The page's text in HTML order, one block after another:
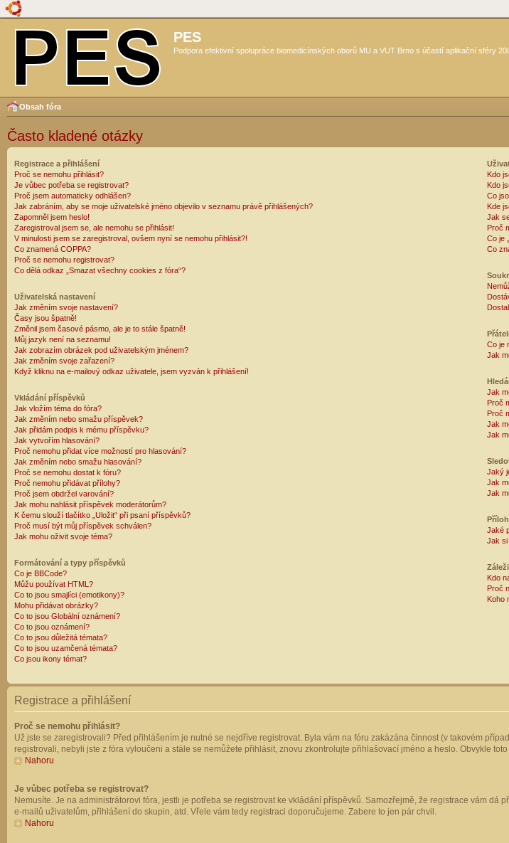
PES
Podpora efektivní spolupráce biomedicínských oborů MU a VUT Brno s účastí aplikační sféry
Obsah fóra
Často kladené otázky
Registrace a přihlášení
Proč se nemohu přihlásit?
Je vůbec potřeba se registrovat?
Proč jsem automaticky odhlášen?
Jak zabráním, aby se moje uživatelské jméno objevilo v seznamu právě přihlášených?
Zapomněl jsem heslo!
Zaregistroval jsem se, ale nemohu se přihlásit!
V minulosti jsem se zaregistroval, ovšem nyní se nemohu přihlásit?!
Co znamená COPPA?
Proč se nemohu registrovat?
Co dělá odkaz „Smazat všechny cookies z fóra“?
Uživatelská nastavení
Jak změním svoje nastavení?
Časy jsou špatně!
Změnil jsem časové pásmo, ale je to stále špatně!
Můj jazyk není na seznamu!
Jak zobrazím obrázek pod uživatelským jménem?
Jak změním svoje zařazení?
Když kliknu na e-mailový odkaz uživatele, jsem vyzván k přihlášení!
Vkládání příspěvků
Jak vložím téma do fóra?
Jak změním nebo smažu příspěvek?
Jak přidám podpis k mému příspěvku?
Jak vytvořím hlasování?
Proč nemohu přidat více možností pro hlasování?
Jak změním nebo smažu hlasování?
Proč se nemohu dostat k fóru?
Proč nemohu přidávat přílohy?
Proč jsem obdržel varování?
Jak mohu nahlásit příspěvek moderátorům?
K čemu slouží tlačítko „Uložit“ při psaní příspěvků?
Proč musí být můj příspěvek schválen?
Jak mohu oživit svoje téma?
Formátování a typy příspěvků
Co je BBCode?
Můžu používat HTML?
Co to jsou smajlíci (emotikony)?
Mohu přidávat obrázky?
Co to jsou Globální oznámení?
Co to jsou oznámení?
Co to jsou důležitá témata?
Co to jsou uzamčená témata?
Co jsou ikony témat?
Kdo
Kdo
Co
Kde
Jak
Proč
Co je
Co
Co je
Jak
Jak
Proč
Proč
Jak
Jak
Jaký
Jak
Jak
Jaké
Jak si
Kdo
Proč
Koho
Registrace a přihlášení
Proč se nemohu přihlásit?
Už jste se zaregistrovali? Před přihlášením je nutné se nejdříve registrovat. Byla vám na fóru zakázána činnost (v takovém
registrovali, nebyli jste z fóra vyloučeni a stále se nemůžete přihlásit, znovu zkontrolujte přihlašovací jméno a heslo. Obvykle
Nahoru
Je vůbec potřeba se registrovat?
Nemusíte. Je na administrátorovi fóra, jestli je potřeba se registrovat ke vkládání příspěvků. Samozřejmě, že registrace vám
e-mailů uživatelům, přihlášení do skupin, atd. Vřele vám tedy registraci doporučujeme. Zabere to jen pár chvil.
Nahoru